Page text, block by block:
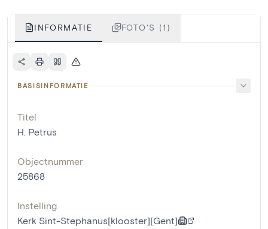
INFORMATIE FOTO'S (1)
BASISINFORMATIE
Titel
H. Petrus
Objectnummer
25868
Instelling
Kerk Sint-Stephanus[klooster][Gent]